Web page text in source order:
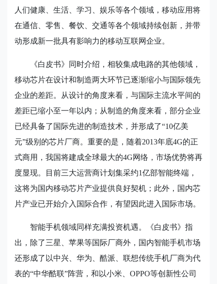
人们健康、生活、学习、娱乐等各个领域，移动应用将
在通信、零售、餐饮、交通等各个领域持续创新，并带
动形成新一批具有影响力的移动互联网企业。
《白皮书》同时介绍，相较集成电路的其他领域，
移动芯片在设计和制造两大环节已逐渐缩小与国际领先
企业的差距。从设计的角度来看，与国际主流水平间的
差距已缩小至一年以内；从制造的角度来看，部分企业
已经具备了国际先进的制造技术，并形成了“10亿美
元”级别的芯片厂商。重要的是，随着2013年底4G的正
式商用，我国将建成全球最大的4G网络，市场优势将再
度显现。目前三大运营商计划集采约1亿部智能终端，
这将为国内移动芯片产业提供良好契机；此外，国内芯
片产业已开始介入国际合作，有望因此进入国际市场。
智能手机领域同样充满投资机遇。《白皮书》指
出，除了三星、苹果等国际厂商外，国内智能手机市场
还形成了以中兴、华为、酷派、联想传统手机厂商为代
表的“中华酷联”阵营，和以小米、 OPPO等创新性公司